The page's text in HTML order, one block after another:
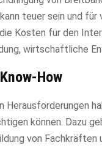
teuer sein und
Kosten für den
wirtschaftliche
How
können. Dazu
von